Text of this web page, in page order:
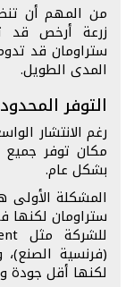
من المهم أن
المدى الطويل.
التوفر
رغم الانتشار
مكان توفر جميع
بشكل عام.
المشكلة
ستراومان لكنها
(فرنسية
لكنها أقل جودة